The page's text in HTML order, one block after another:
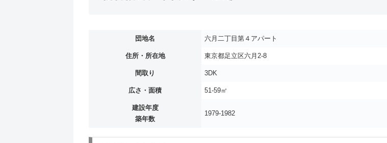
団地名 六月二丁目第４アパート
住所・所在地 東京都足立区六月2-8
間取り 3DK
広さ・面積 51-59㎡
建設年度
築年数
1979-1982